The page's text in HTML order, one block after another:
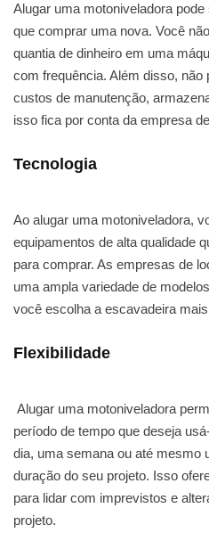
Alugar uma motoniveladora
que comprar uma nova. Você
quantia de dinheiro em uma
com frequência. Além disso,
custos de manutenção,
isso fica por conta da empresa
Tecnologia
Ao alugar uma motoniveladora,
equipamentos de alta qualidade
para comprar. As empresas de
uma ampla variedade de
você escolha a escavadeira
Flexibilidade
Alugar uma motoniveladora
período de tempo que deseja
dia, uma semana ou até mesmo
duração do seu projeto. Isso
para lidar com imprevistos e
projeto.